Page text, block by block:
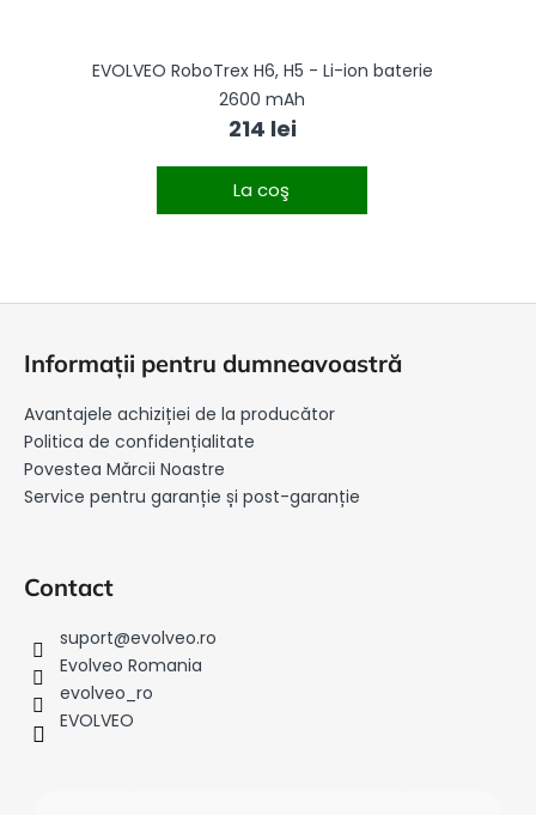
EVOLVEO RoboTrex H6, H5 - Li-ion baterie
2600 mAh
214 lei
La coş
Informații pentru dumneavoastră
Avantajele achiziției de la producător
Politica de confidențialitate
Povestea Mărcii Noastre
Service pentru garanție și post-garanție
Contact
suport@evolveo.ro
Evolveo Romania
evolveo_ro
EVOLVEO